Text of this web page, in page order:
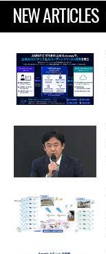
NEW ARTICLES